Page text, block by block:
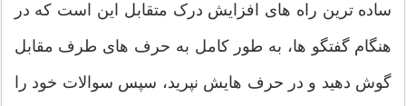
ساده ترین راه های افزایش درک متقابل این است که در
هنگام گفتگو ها، به طور کامل به حرف های طرف مقابل
گوش دهید و در حرف هایش نپرید، سپس سوالات خود را